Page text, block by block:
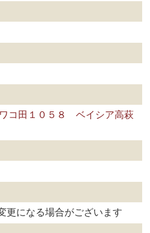
コ田１０５８ ベイシア高萩
る場合がございます